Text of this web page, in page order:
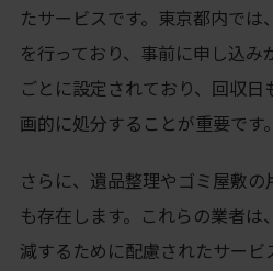
たサービスです。東京都内で
を行っており、事前に申し込み
ごとに設定されており、回収
画的に処分することが重要です。
さらに、遺品整理やゴミ屋敷
も存在します。これらの業者
減するために配慮されたサー